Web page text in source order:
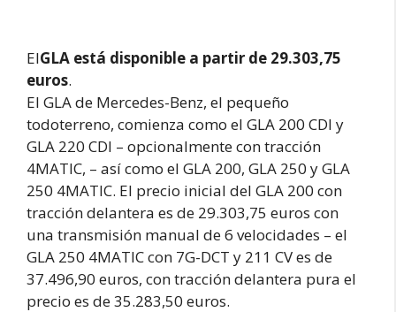
ElGLA está disponible a partir de 29.303,75
euros.
El GLA de Mercedes-Benz, el pequeño
todoterreno, comienza como el GLA 200 CDI y
GLA 220 CDI – opcionalmente con tracción
4MATIC, – así como el GLA 200, GLA 250 y GLA
250 4MATIC. El precio inicial del GLA 200 con
tracción delantera es de 29.303,75 euros con
una transmisión manual de 6 velocidades – el
GLA 250 4MATIC con 7G-DCT y 211 CV es de
37.496,90 euros, con tracción delantera pura el
precio es de 35.283,50 euros.